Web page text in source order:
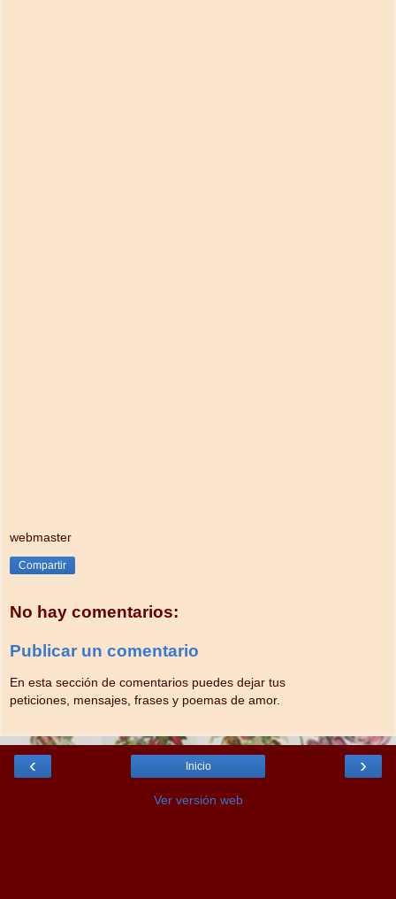
webmaster
Compartir
No hay comentarios:
Publicar un comentario
En esta sección de comentarios puedes dejar tus
peticiones, mensajes, frases y poemas de amor.
‹ ›
Inicio
Ver versión web